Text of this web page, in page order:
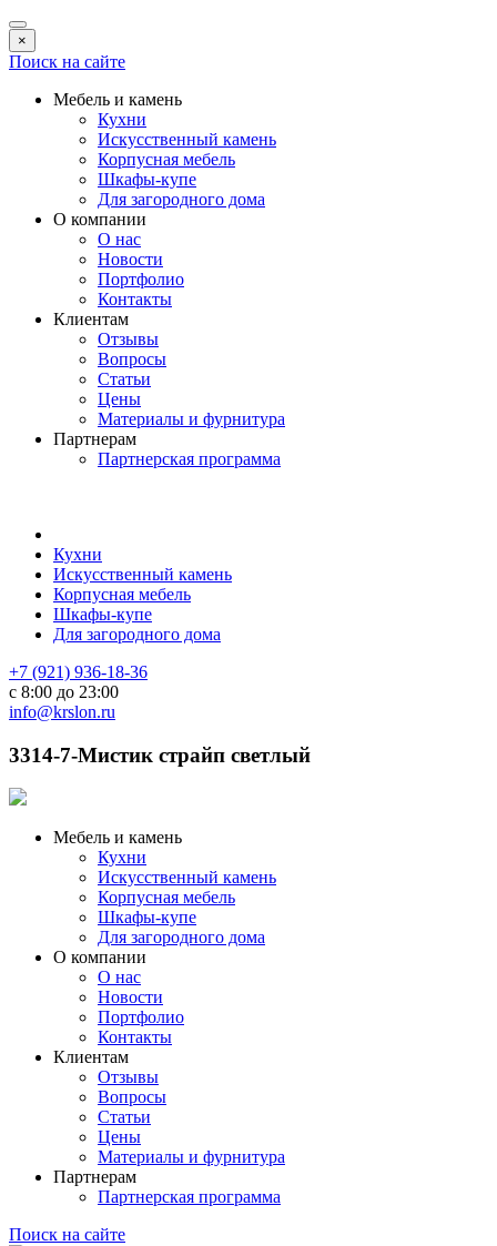
×
Поиск на сайте
Мебель и камень
Кухни
Искусственный камень
Корпусная мебель
Шкафы-купе
Для загородного дома
О компании
О нас
Новости
Портфолио
Контакты
Клиентам
Отзывы
Вопросы
Статьи
Цены
Материалы и фурнитура
Партнерам
Партнерская программа
Кухни
Искусственный камень
Корпусная мебель
Шкафы-купе
Для загородного дома
+7 (921) 936-18-36
с 8:00 до 23:00
info@krslon.ru
3314-7-Мистик страйп светлый
Мебель и камень
Кухни
Искусственный камень
Корпусная мебель
Шкафы-купе
Для загородного дома
О компании
О нас
Новости
Портфолио
Контакты
Клиентам
Отзывы
Вопросы
Статьи
Цены
Материалы и фурнитура
Партнерам
Партнерская программа
Поиск на сайте